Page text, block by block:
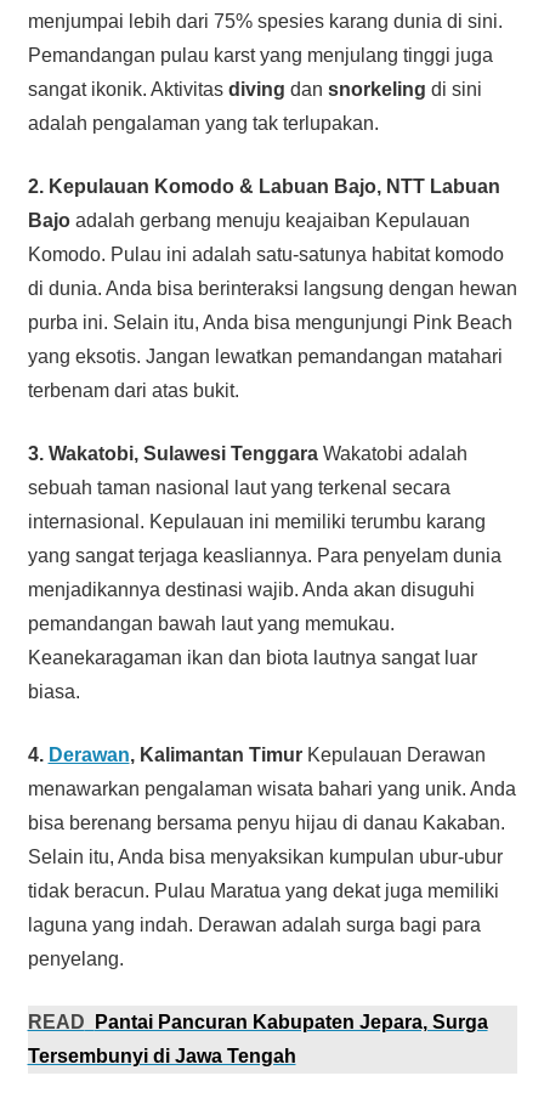
menjumpai lebih dari 75% spesies karang dunia di sini.
Pemandangan pulau karst yang menjulang tinggi juga
sangat ikonik. Aktivitas diving dan snorkeling di sini
adalah pengalaman yang tak terlupakan.
2. Kepulauan Komodo & Labuan Bajo, NTT Labuan
Bajoadalah gerbang menuju keajaiban Kepulauan
Komodo. Pulau ini adalah satu-satunya habitat komodo
di dunia. Anda bisa berinteraksi langsung dengan hewan
purba ini. Selain itu, Anda bisa mengunjungi Pink Beach
yang eksotis. Jangan lewatkan pemandangan matahari
terbenam dari atas bukit.
3. Wakatobi, Sulawesi TenggaraWakatobi adalah
sebuah taman nasional laut yang terkenal secara
internasional. Kepulauan ini memiliki terumbu karang
yang sangat terjaga keasliannya. Para penyelam dunia
menjadikannya destinasi wajib. Anda akan disuguhi
pemandangan bawah laut yang memukau.
Keanekaragaman ikan dan biota lautnya sangat luar
biasa.
4. Derawan, Kalimantan TimurKepulauan Derawan
menawarkan pengalaman wisata bahari yang unik. Anda
bisa berenang bersama penyu hijau di danau Kakaban.
Selain itu, Anda bisa menyaksikan kumpulan ubur-ubur
tidak beracun. Pulau Maratua yang dekat juga memiliki
laguna yang indah. Derawan adalah surga bagi para
penyelang.
READ
Pantai Pancuran Kabupaten Jepara, Surga
Tersembunyi di Jawa Tengah